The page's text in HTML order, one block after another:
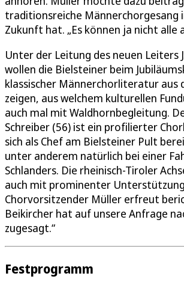
traditionsreiche Männerchorgesang
Zukunft hat. „Es können ja nicht alle
Unter der Leitung des neuen Leiters
wollen die Bielsteiner beim
klassischer Männerchorliteratur aus
zeigen, aus welchem kulturellen
auch mal mit Waldhornbegleitung.
Schreiber (56) ist ein profilierter
sich als Chef am Bielsteiner Pult
unter anderem natürlich bei einer
Schlanders. Die rheinisch-Tiroler
auch mit prominenter
Chorvorsitzender Müller erfreut
Beikircher hat auf unsere Anfrage
zugesagt.“
Festprogramm